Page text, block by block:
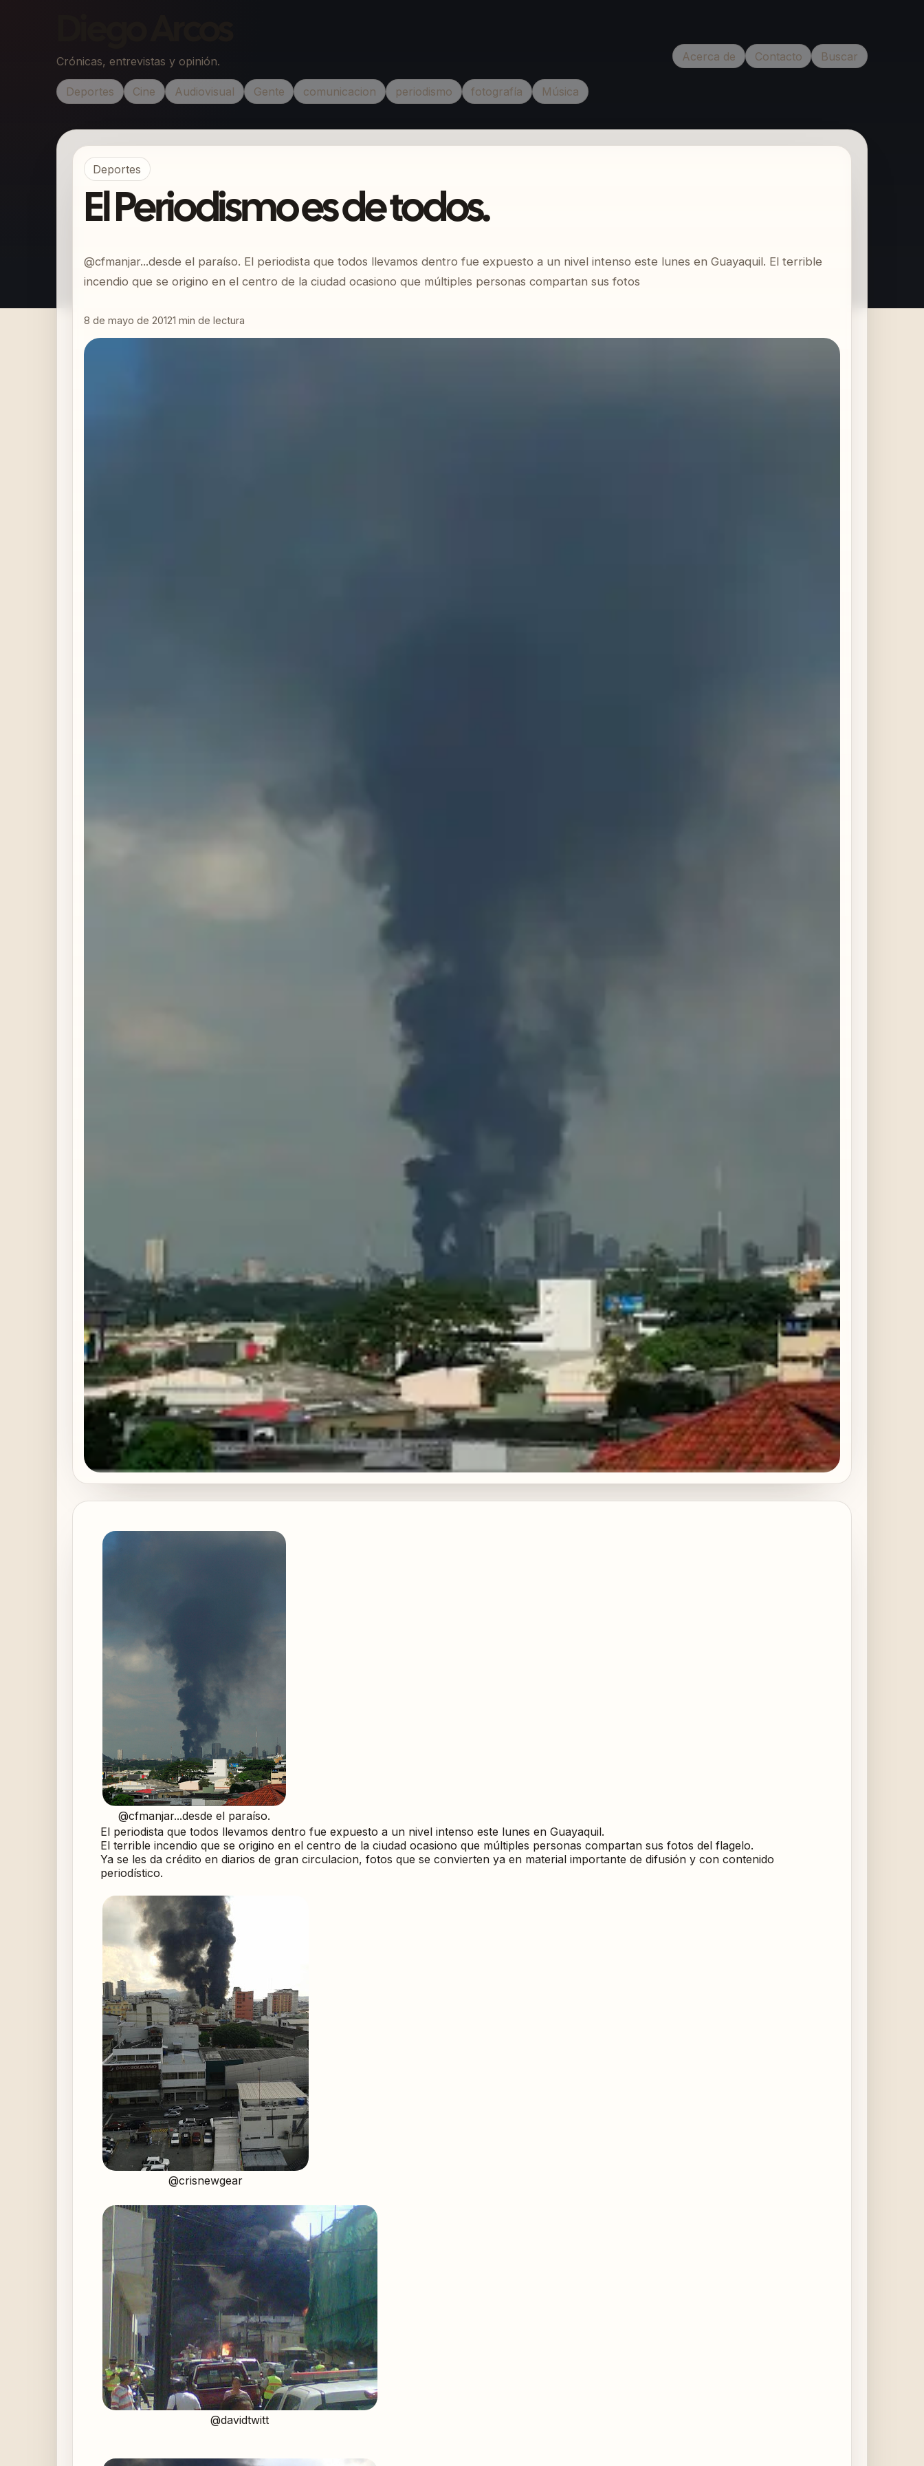
Crónicas, entrevistas y opinión. Acerca de Contacto Buscar
Deportes Cine Audiovisual Gente comunicacion periodismo fotografía Música
Deportes
El Periodismo es de todos.
@cfmanjar...desde el paraíso. El periodista que todos llevamos dentro fue expuesto a un nivel intenso este lunes en Guayaquil. El terrible
incendio que se origino en el centro de la ciudad ocasiono que múltiples personas compartan sus fotos
8 de mayo de 20121 min de lectura
@cfmanjar...desde el paraíso.
El periodista que todos llevamos dentro fue expuesto a un nivel intenso este lunes en Guayaquil.
El terrible incendio que se origino en el centro de la ciudad ocasiono que múltiples personas compartan sus fotos del flagelo.
Ya se les da crédito en diarios de gran circulacion, fotos que se convierten ya en material importante de difusión y con contenido
periodístico.
@crisnewgear
@davidtwitt